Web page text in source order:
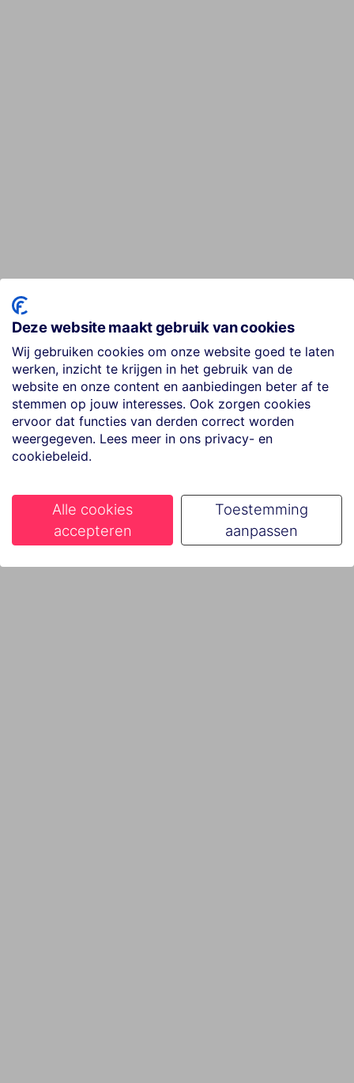
Deze website maakt gebruik van cookies
Wij gebruiken cookies om onze website goed te laten
werken, inzicht te krijgen in het gebruik van de
website en onze content en aanbiedingen beter af te
stemmen op jouw interesses. Ook zorgen cookies
ervoor dat functies van derden correct worden
weergegeven. Lees meer in ons privacy- en
cookiebeleid.
Alle cookies
accepteren
Toestemming
aanpassen